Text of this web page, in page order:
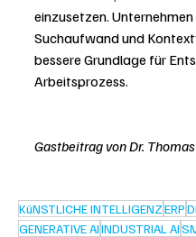
einzusetzen.
Suchaufwand und
bessere Grundlage für
Arbeitsprozess.
Gastbeitrag von Dr.
KüNSTLICHE INTELLIGENZERP
GENERATIVE AIINDUSTRIAL AI